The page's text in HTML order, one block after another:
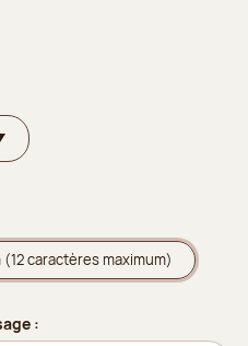
caractères maximum)
: